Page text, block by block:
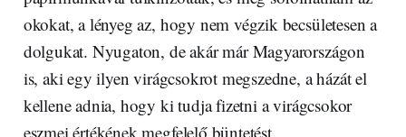
okokat, a lényeg az, hogy nem végzik becsületesen a
dolgukat. Nyugaton, de akár már Magyarországon
is, aki egy ilyen virágcsokrot megszedne, a házát el
kellene adnia, hogy ki tudja fizetni a virágcsokor
eszmei értékének megfelelő büntetést.